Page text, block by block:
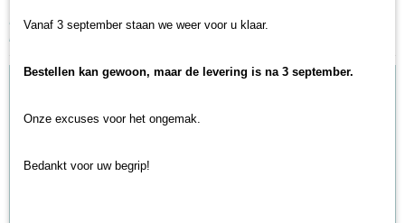
Home>Gitaar accessoires>Gitaarbanden en strap locks
buttons zwart (2 stuks)
Vanaf 3 september staan we weer voor u klaar.
Bestellen kan gewoon, maar de levering is na 3 september.
Onze excuses voor het ongemak.
Bedankt voor uw begrip!